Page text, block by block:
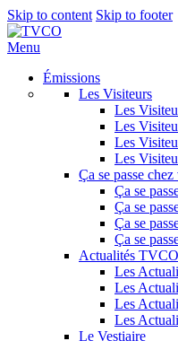
Skip to content Skip to footer
Menu
Émissions
Les Visiteurs
Les
Les
Les
Les
Ça se passe chez
Ça se
Ça se
Ça se
Ça se
Actualités TVCO
Les
Les
Les
Les
Le Vestiaire